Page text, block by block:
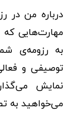
درباره من در
مهارت‌هایی که
به رزومه‌ی
توصیفی و
نمایش
می‌خواهید به